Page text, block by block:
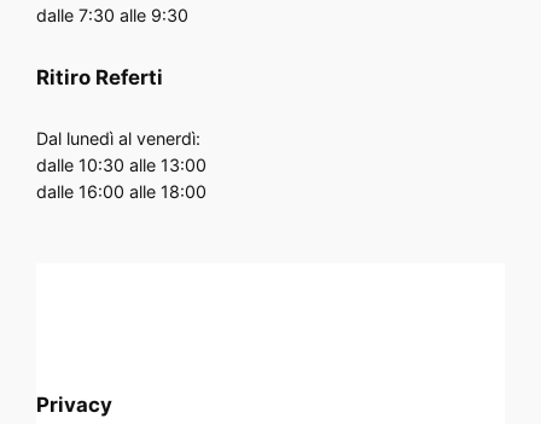
dalle 7:30 alle 9:30
Ritiro Referti
Dal lunedì al venerdì:
dalle 10:30 alle 13:00
dalle 16:00 alle 18:00
Privacy